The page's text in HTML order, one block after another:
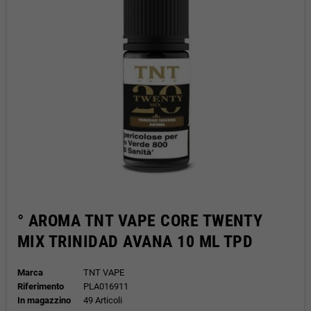
° AROMA TNT VAPE CORE TWENTY
MIX TRINIDAD AVANA 10 ML TPD
Marca
TNT VAPE
Riferimento
PLA016911
In magazzino
49 Articoli